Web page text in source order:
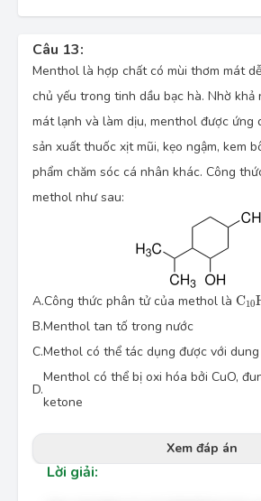
Câu 13:
Menthol là hợp chất có mùi thơm mát
chủ yếu trong tinh dầu bạc hà. Nhờ khả
mát lạnh và làm dịu, menthol được ứng
sản xuất thuốc xịt mũi, kẹo ngậm, kem
phẩm chăm sóc cá nhân khác. Công
methol như sau:
A.Công thức phân tử của methol là C10
C10
B.Menthol tan tố trong nước
C.Methol có thể tác dụng được với
D.
Menthol có thể bị oxi hóa bởi CuO,
ketone
Xem đáp án
Lời giải: